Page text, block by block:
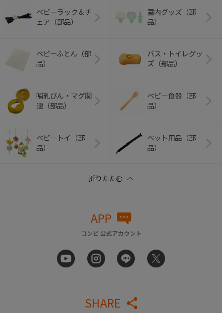
ベビーラック＆チ
ェア（部品）
室内グッズ（部
品）
ベビーふとん（部
品）
バス・トイレグッ
ズ（部品）
哺乳びん・マグ関
連（部品）
ベビー食器（部
品）
ベビートイ（部
品）
ペット用品（部
品）
APP
コンビ 公式アカウント
SHARE